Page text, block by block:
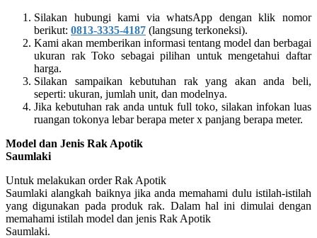
Silakan hubungi kami via whatsApp dengan klik nomor
berikut: 0813-3335-4187 (langsung terkoneksi).
Kami akan memberikan informasi tentang model dan berbagai
ukuran rak Toko sebagai pilihan untuk mengetahui daftar
harga.
Silakan sampaikan kebutuhan rak yang akan anda beli,
seperti: ukuran, jumlah unit, dan modelnya.
Jika kebutuhan rak anda untuk full toko, silakan infokan luas
ruangan tokonya lebar berapa meter x panjang berapa meter.
Model dan Jenis Rak Apotik
Saumlaki
Untuk melakukan order Rak Apotik
Saumlaki alangkah baiknya jika anda memahami dulu istilah-istilah
yang digunakan pada produk rak. Dalam hal ini dimulai dengan
memahami istilah model dan jenis Rak Apotik
Saumlaki.